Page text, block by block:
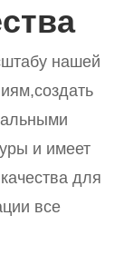
нашей
и имеет
для
все